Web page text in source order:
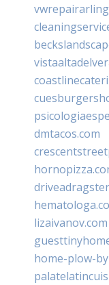
dmtacos.com
lizaivanov.com
home-plow-